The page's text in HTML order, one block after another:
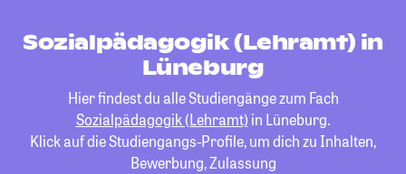
Sozialpädagogik (Lehramt) in
Lüneburg
Hier findest du alle Studiengänge zum Fach
Sozialpädagogik (Lehramt) in Lüneburg.
Klick auf die Studiengangs-Profile, um dich zu Inhalten,
Bewerbung, Zulassung